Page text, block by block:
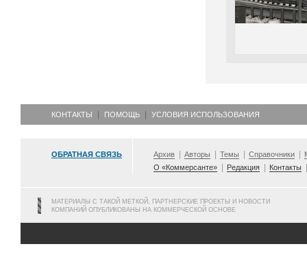
КОНТАКТЫ ПОМОЩЬ УСЛОВИЯ ИСПОЛЬЗОВАНИЯ
ОБРАТНАЯ СВЯЗЬ Архив Авторы Темы Справочники
О «Коммерсанте»
Редакция Контакты
МАТЕРИАЛЫ С ТАКОЙ МЕТКОЙ, ПАРТНЕРСКИЕ ПРОЕКТЫ И НОВОСТИ
КОМПАНИЙ ОПУБЛИКОВАНЫ НА КОММЕРЧЕСКОЙ ОСНОВЕ